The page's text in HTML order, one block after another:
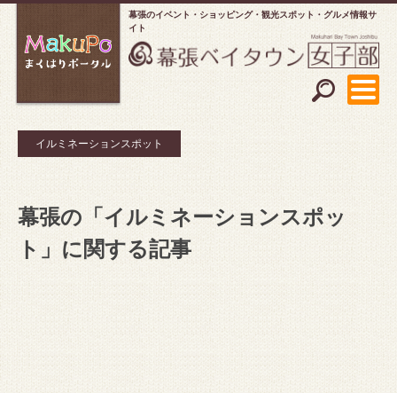
幕張のイベント・ショッピング
観光スポット・グルメ情報サ
イト
イルミネーションスポット
幕張の「イルミネーションスポッ
ト」に関する記事